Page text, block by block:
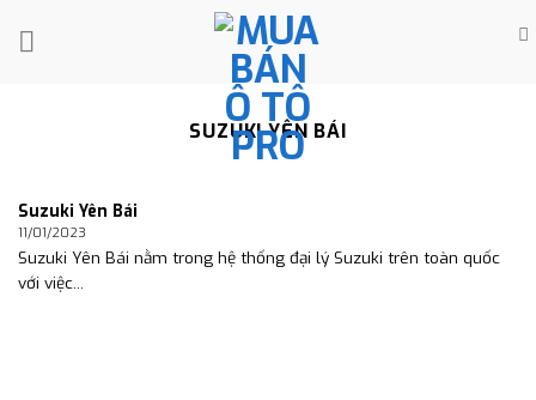
SUZUKI YÊN BÁI
Suzuki Yên Bái
11/01/2023
Suzuki Yên Bái nằm trong hệ thống đại lý Suzuki trên toàn quốc
với việc...